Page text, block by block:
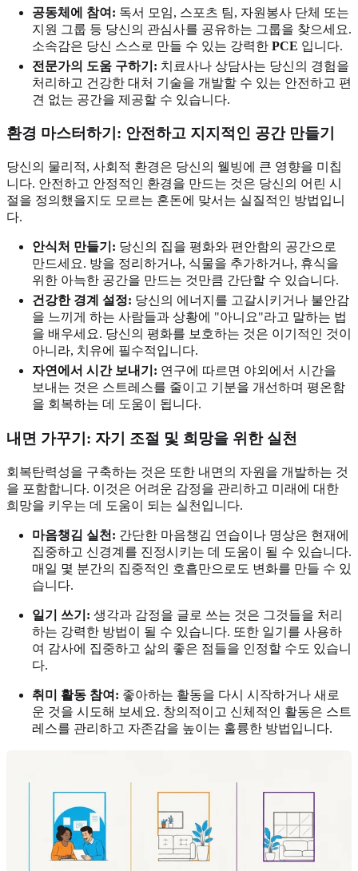
공동체에 참여: 독서 모임, 스포츠 팀, 자원봉사 단체 또는
지원 그룹 등 당신의 관심사를 공유하는 그룹을 찾으세요.
소속감은 당신 스스로 만들 수 있는 강력한 PCE 입니다.
전문가의 도움 구하기: 치료사나 상담사는 당신의 경험을
처리하고 건강한 대처 기술을 개발할 수 있는 안전하고 편
견 없는 공간을 제공할 수 있습니다.
환경 마스터하기: 안전하고 지지적인 공간 만들기
당신의 물리적, 사회적 환경은 당신의 웰빙에 큰 영향을 미칩
니다. 안전하고 안정적인 환경을 만드는 것은 당신의 어린 시
절을 정의했을지도 모르는 혼돈에 맞서는 실질적인 방법입니
다.
안식처 만들기: 당신의 집을 평화와 편안함의 공간으로
만드세요. 방을 정리하거나, 식물을 추가하거나, 휴식을
위한 아늑한 공간을 만드는 것만큼 간단할 수 있습니다.
건강한 경계 설정: 당신의 에너지를 고갈시키거나 불안감
을 느끼게 하는 사람들과 상황에 "아니요"라고 말하는 법
을 배우세요. 당신의 평화를 보호하는 것은 이기적인 것이
아니라, 치유에 필수적입니다.
자연에서 시간 보내기: 연구에 따르면 야외에서 시간을
보내는 것은 스트레스를 줄이고 기분을 개선하며 평온함
을 회복하는 데 도움이 됩니다.
내면 가꾸기: 자기 조절 및 희망을 위한 실천
회복탄력성을 구축하는 것은 또한 내면의 자원을 개발하는 것
을 포함합니다. 이것은 어려운 감정을 관리하고 미래에 대한
희망을 키우는 데 도움이 되는 실천입니다.
마음챙김 실천: 간단한 마음챙김 연습이나 명상은 현재에
집중하고 신경계를 진정시키는 데 도움이 될 수 있습니다.
매일 몇 분간의 집중적인 호흡만으로도 변화를 만들 수 있
습니다.
일기 쓰기: 생각과 감정을 글로 쓰는 것은 그것들을 처리
하는 강력한 방법이 될 수 있습니다. 또한 일기를 사용하
여 감사에 집중하고 삶의 좋은 점들을 인정할 수도 있습니
다.
취미 활동 참여: 좋아하는 활동을 다시 시작하거나 새로
운 것을 시도해 보세요. 창의적이고 신체적인 활동은 스트
레스를 관리하고 자존감을 높이는 훌륭한 방법입니다.